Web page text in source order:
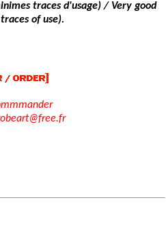
traces d'usage) / Very good
of use).